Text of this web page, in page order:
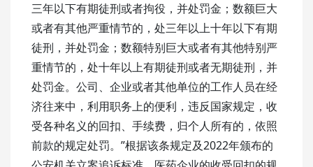
三年以下有期徒刑或者拘役，并处罚金；数额巨大
或者有其他严重情节的，处三年以上十年以下有期
徒刑，并处罚金；数额特别巨大或者有其他特别严
重情节的，处十年以上有期徒刑或者无期徒刑，并
处罚金。公司、企业或者其他单位的工作人员在经
济往来中，利用职务上的便利，违反国家规定，收
受各种名义的回扣、手续费，归个人所有的，依照
前款的规定处罚。”根据该条规定及2022年颁布的